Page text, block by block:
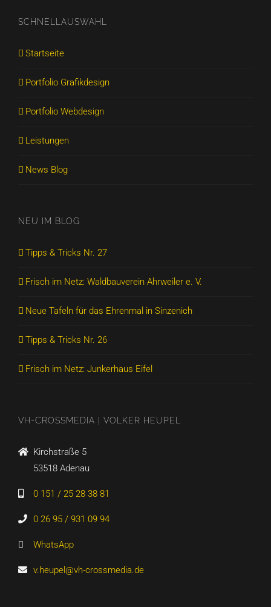
SCHNELLAUSWAHL
Startseite
Portfolio Grafikdesign
Portfolio Webdesign
Leistungen
News Blog
NEU IM BLOG
Tipps & Tricks Nr. 27
Frisch im Netz: Waldbauverein Ahrweiler e. V.
Neue Tafeln für das Ehrenmal in Sinzenich
Tipps & Tricks Nr. 26
Frisch im Netz: Junkerhaus Eifel
VH-CROSSMEDIA | VOLKER HEUPEL
Kirchstraße 5
53518 Adenau
0 151 / 25 28 38 81
0 26 95 / 931 09 94
WhatsApp
v.heupel@vh-crossmedia.de